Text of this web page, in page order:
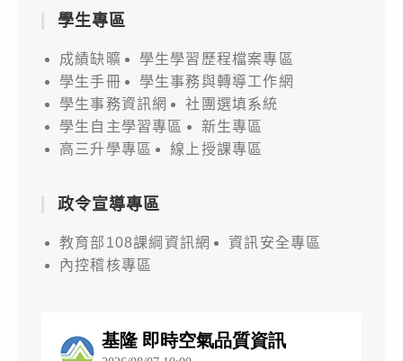
學生專區
成績缺曠
學生學習歷程檔案專區
學生手冊
學生事務與轉導工作網
學生事務資訊網
社團選填系統
學生自主學習專區
新生專區
高三升學專區
線上授課專區
政令宣導專區
教育部108課綱資訊網
資訊安全專區
內控稽核專區